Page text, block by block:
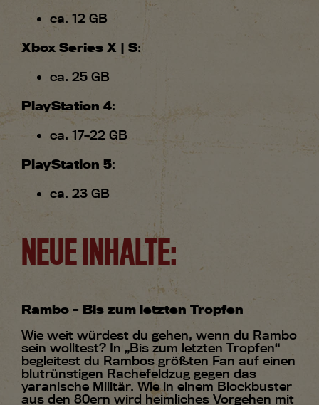
ca. 12 GB
Xbox Series X | S:
ca. 25 GB
PlayStation 4:
ca. 17–22 GB
PlayStation 5:
ca. 23 GB
NEUE INHALTE:
Rambo – Bis zum letzten Tropfen
Wie weit würdest du gehen, wenn du Rambo
sein wolltest? In „Bis zum letzten Tropfen“
begleitest du Rambos größten Fan auf einen
blutrünstigen Rachefeldzug gegen das
yaranische Militär. Wie in einem Blockbuster
aus den 80ern wird heimliches Vorgehen mit